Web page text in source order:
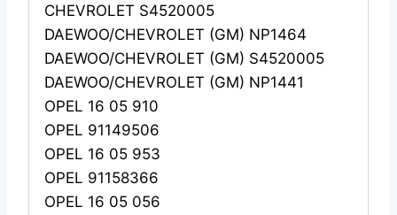
CHEVROLET S4520005
DAEWOO/CHEVROLET (GM) NP1464
DAEWOO/CHEVROLET (GM) S4520005
DAEWOO/CHEVROLET (GM) NP1441
OPEL 16 05 910
OPEL 91149506
OPEL 16 05 953
OPEL 91158366
OPEL 16 05 056